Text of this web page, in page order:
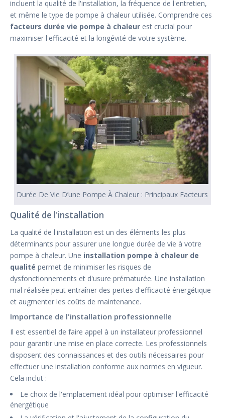
incluent la qualité de l'installation, la fréquence de l'entretien,
et même le type de pompe à chaleur utilisée. Comprendre ces
facteurs durée vie pompe à chaleur est crucial pour
maximiser l'efficacité et la longévité de votre système.
Durée De Vie D’une Pompe À Chaleur : Principaux Facteurs
Qualité de l'installation
La qualité de l'installation est un des éléments les plus
déterminants pour assurer une longue durée de vie à votre
pompe à chaleur. Une installation pompe à chaleur de
qualité permet de minimiser les risques de
dysfonctionnements et d'usure prématurée. Une installation
mal réalisée peut entraîner des pertes d'efficacité énergétique
et augmenter les coûts de maintenance.
Importance de l'installation professionnelle
Il est essentiel de faire appel à un installateur professionnel
pour garantir une mise en place correcte. Les professionnels
disposent des connaissances et des outils nécessaires pour
effectuer une installation conforme aux normes en vigueur.
Cela inclut :
Le choix de l'emplacement idéal pour optimiser l'efficacité
énergétique